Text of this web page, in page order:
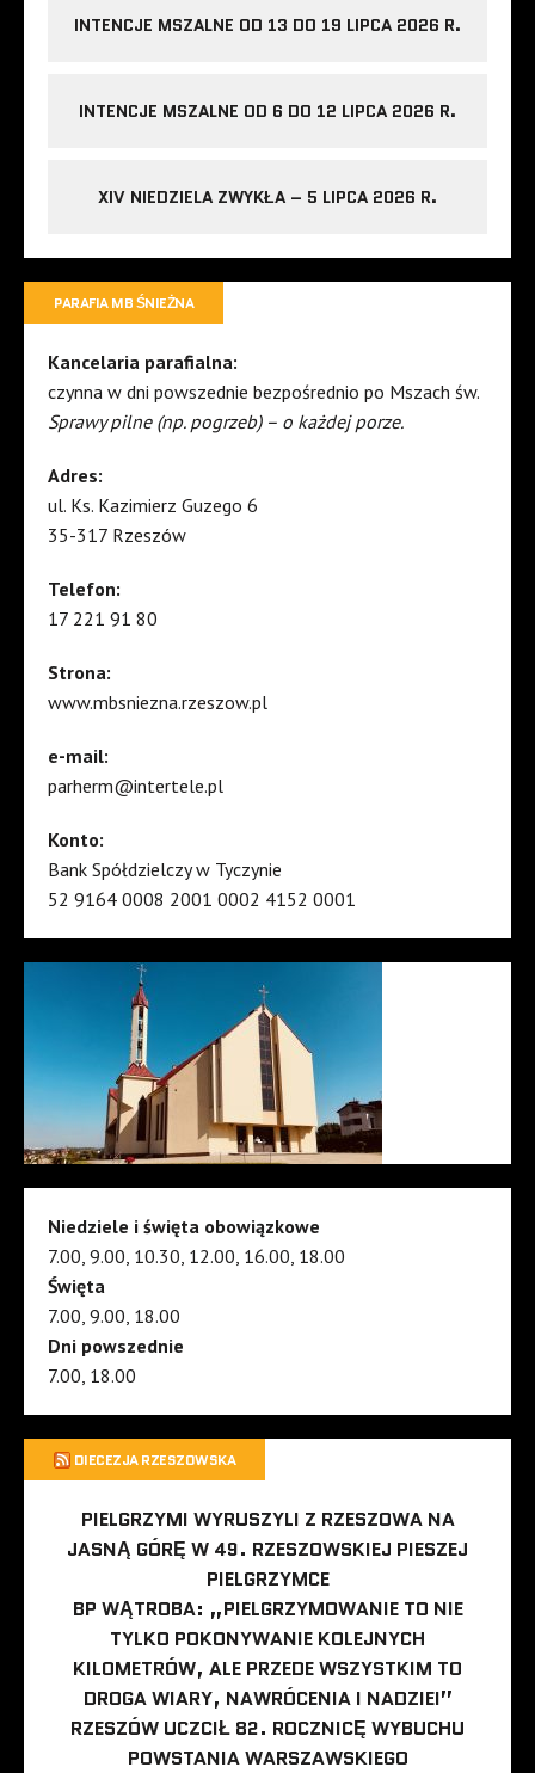
INTENCJE MSZALNE OD 13 DO 19 LIPCA 2026 R.
INTENCJE MSZALNE OD 6 DO 12 LIPCA 2026 R.
XIV NIEDZIELA ZWYKŁA – 5 LIPCA 2026 R.
PARAFIA MB ŚNIEŻNA
Kancelaria parafialna:
czynna w dni powszednie bezpośrednio po Mszach św.
Sprawy pilne (np. pogrzeb) – o każdej porze.
Adres:
ul. Ks. Kazimierz Guzego 6
35-317 Rzeszów
Telefon:
17 221 91 80
Strona:
www.mbsniezna.rzeszow.pl
e-mail:
parherm@intertele.pl
Konto:
Bank Spółdzielczy w Tyczynie
52 9164 0008 2001 0002 4152 0001
Niedziele i święta obowiązkowe
7.00, 9.00, 10.30, 12.00, 16.00, 18.00
Święta
7.00, 9.00, 18.00
Dni powszednie
7.00, 18.00
DIECEZJA RZESZOWSKA
PIELGRZYMI WYRUSZYLI Z RZESZOWA NA
JASNĄ GÓRĘ W 49. RZESZOWSKIEJ PIESZEJ
PIELGRZYMCE
BP WĄTROBA: „PIELGRZYMOWANIE TO NIE
TYLKO POKONYWANIE KOLEJNYCH
KILOMETRÓW, ALE PRZEDE WSZYSTKIM TO
DROGA WIARY, NAWRÓCENIA I NADZIEI”
RZESZÓW UCZCIŁ 82. ROCZNICĘ WYBUCHU
POWSTANIA WARSZAWSKIEGO